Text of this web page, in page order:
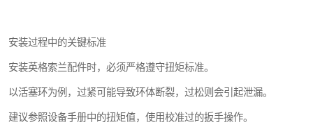
安装过程中的关键标准
安装英格索兰配件时，必须严格遵守扭矩标准。
以活塞环为例，过紧可能导致环体断裂，过松则会引起泄漏。
建议参照设备手册中的扭矩值，使用校准过的扳手操作。